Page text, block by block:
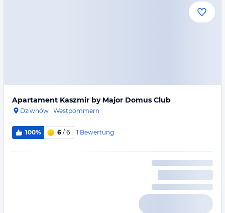
Apartament Kaszmir by Major Domus Club
Dziwnów · Westpommern
100% 6 / 6 1 Bewertung